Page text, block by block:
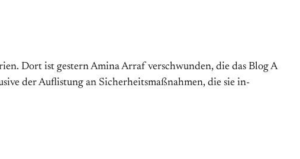
Dort ist gestern Amina Arraf ver­schwunden, die das Blog A
der Auflistung an Sicher­heits­maß­nahmen, die sie in­